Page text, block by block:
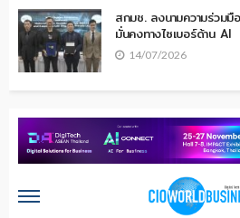
สกมช. ลงนามความร่วม
มั่นคงทางไซเบอร์ด้าน AI
14/07/2026